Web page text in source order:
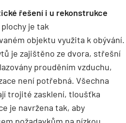
řešení i u rekonstrukce
je tak
objektu využita k obývání.
je zajištěno ze dvora, střešní
prouděním vzduchu,
není potřebná. Všechna
trojité zasklení, tloušťka
je navržena tak, aby